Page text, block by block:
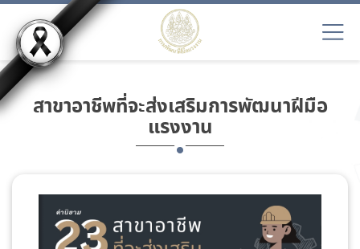
สาขาอาชีพที่จะส่งเสริมการพัฒนาฝีมือ
แรงงาน